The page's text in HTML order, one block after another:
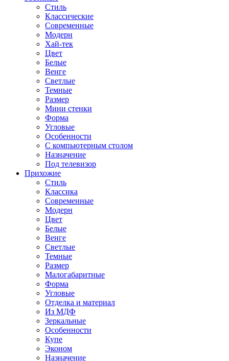
Стиль
Классические
Современные
Модерн
Хай-тек
Цвет
Белые
Венге
Светлые
Темные
Размер
Мини стенки
Форма
Угловые
Особенности
С компьютерным столом
Назначение
Под телевизор
Прихожие
Стиль
Классика
Современные
Модерн
Цвет
Белые
Венге
Светлые
Темные
Размер
Малогабаритные
Форма
Угловые
Отделка и материал
Из МДФ
Зеркальные
Особенности
Купе
Эконом
Назначение